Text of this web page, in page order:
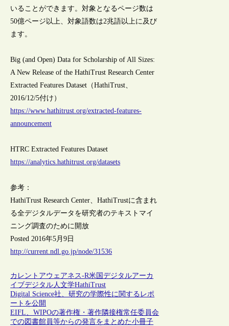
いることができます。対象となるページ数は
50億ページ以上、対象語数は2兆語以上に及び
ます。
Big (and Open) Data for Scholarship of All Sizes:
A New Release of the HathiTrust Research Center
Extracted Features Dataset（HathiTrust、
2016/12/5付け）
https://www.hathitrust.org/extracted-features-
announcement
HTRC Extracted Features Dataset
https://analytics.hathitrust.org/datasets
参考：
HathiTrust Research Center、HathiTrustに含まれ
る全デジタルデータを研究者のテキストマイ
ニング調査のために開放
Posted 2016年5月9日
http://current.ndl.go.jp/node/31536
カレントアウェアネス-R米国デジタルアーカ
イブデジタル人文学HathiTrust
Digital Science社、研究の学際性に関するレポ
ートを公開
EIFL、WIPOの著作権・著作隣接権常任委員会
での図書館員等からの発言をまとめた小冊子